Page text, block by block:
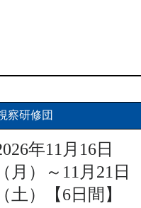
察研修団
年11月16日
（月）～11月21日
（土）【6日間】